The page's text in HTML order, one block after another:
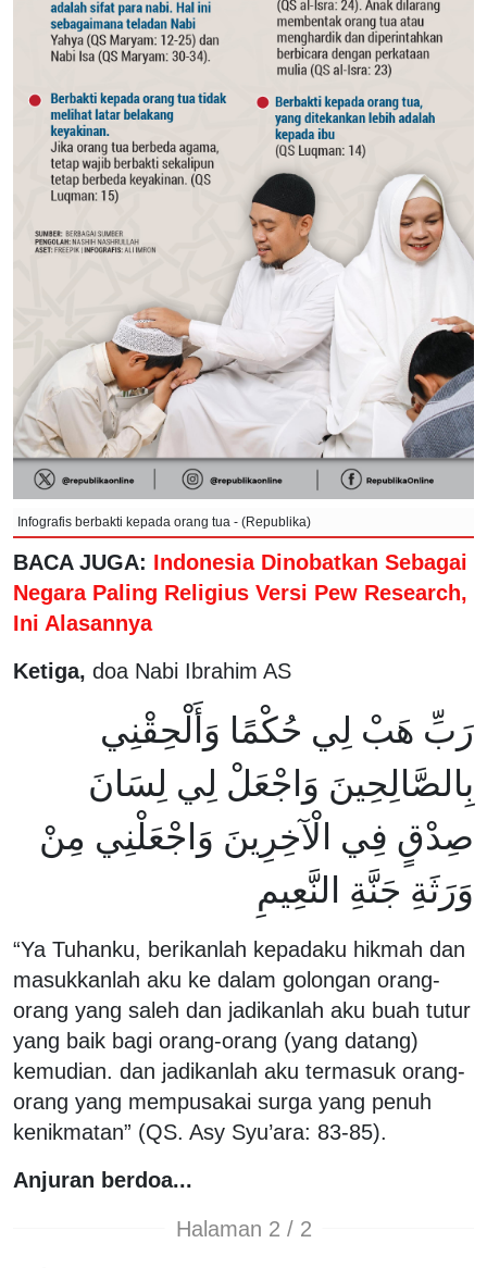
Infografis berbakti kepada orang tua - (Republika)
BACA JUGA: Indonesia Dinobatkan Sebagai
Negara Paling Religius Versi Pew Research,
Ini Alasannya
Ketiga, doa Nabi Ibrahim AS
رَبِّ هَبْ لِي حُكْمًا وَأَلْحِقْنِي
بِالصَّالِحِينَ وَاجْعَلْ لِي لِسَانَ
صِدْقٍ فِي الْآخِرِينَ وَاجْعَلْنِي مِنْ
وَرَثَةِ جَنَّةِ النَّعِيمِ
“Ya Tuhanku, berikanlah kepadaku hikmah dan
masukkanlah aku ke dalam golongan orang-
orang yang saleh dan jadikanlah aku buah tutur
yang baik bagi orang-orang (yang datang)
kemudian. dan jadikanlah aku termasuk orang-
orang yang mempusakai surga yang penuh
kenikmatan” (QS. Asy Syu’ara: 83-85).
Anjuran berdoa...
Halaman 2 / 2